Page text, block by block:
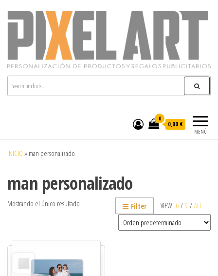
Pixelart
Especialistas en textil publicitario y regalos
personalizados en móstoles
MENÚ
0
0,00 €
INICIO » man personalizado
man personalizado
VIEW: 6 / 9 / ALL
Filter
Mostrando el único resultado